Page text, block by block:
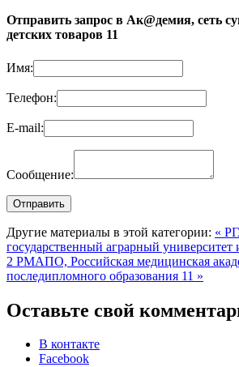
Отправить запрос в Ак@демия, сеть
детских товаров 11
Имя:
Телефон:
E-mail:
Сообщение:
Другие материалы в этой категории: «
государственный аграрный
2 РМАПО, Российская медицинская
последипломного образования 11 »
Оставьте свой
В контакте
Facebook